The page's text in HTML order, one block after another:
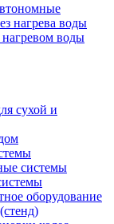
нагрева воды
воды
сухой и
системы
оборудование